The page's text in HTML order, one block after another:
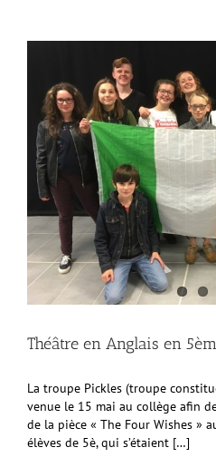
Théâtre en Anglais en
La troupe Pickles (troupe
venue le 15 mai au collège afin
de la pièce « The Four Wishes »
élèves de 5è, qui s’étaient […]